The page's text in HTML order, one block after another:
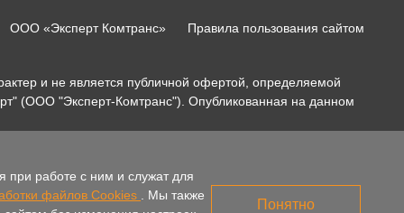
ООО «Эксперт Комтранс» Правила пользования сайтом
и не является публичной офертой, определяемой
(ООО "Эксперт-Комтранс"). Опубликованная на данном
при работе с ним и служат для
файлов Cookies
. Мы также
Понятно